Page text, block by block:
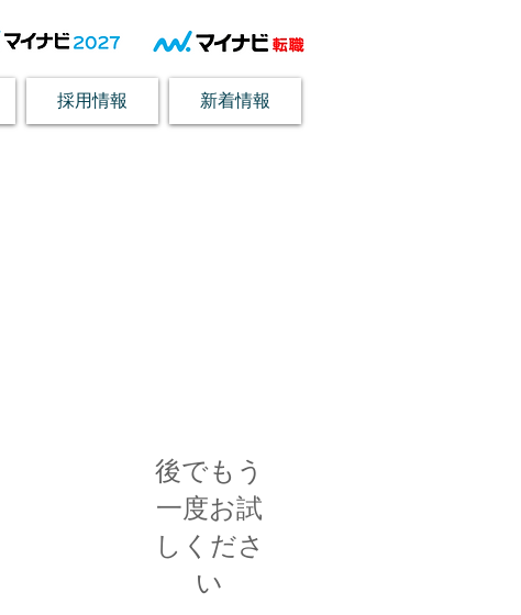
採用情報 新着情報
後でもう
一度お試
しくださ
い